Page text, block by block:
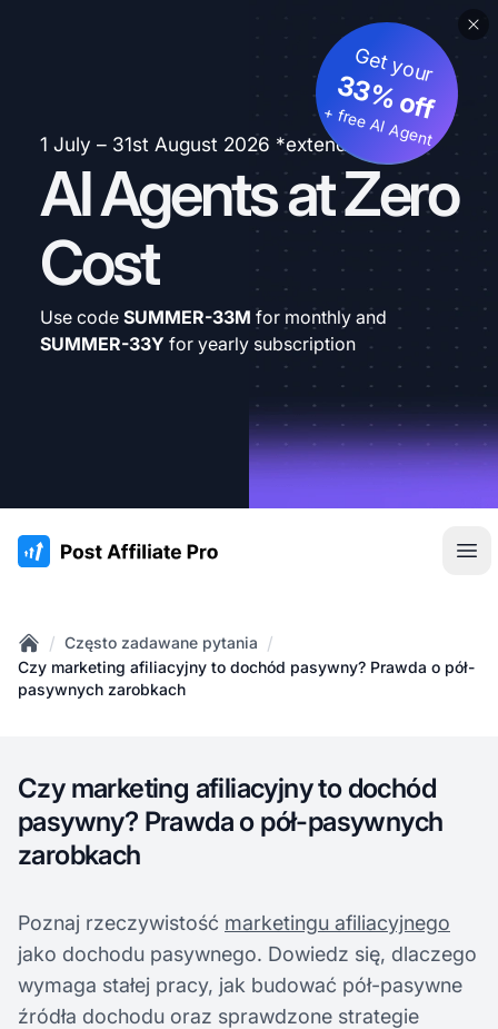
1 July – 31st August 2026 *extended
AI Agents at Zero
Cost
Get your
33% off
+ free AI Agent
Use code SUMMER-33M for monthly and
SUMMER-33Y for yearly subscription
:site.title
Home
/ Często zadawane pytania /
Czy marketing afiliacyjny to dochód pasywny? Prawda o pół-
pasywnych zarobkach
Czy marketing afiliacyjny to dochód
pasywny? Prawda o pół-pasywnych
zarobkach
Poznaj rzeczywistość marketingu afiliacyjnego
jako dochodu pasywnego. Dowiedz się, dlaczego
wymaga stałej pracy, jak budować pół-pasywne
źródła dochodu oraz sprawdzone strategie